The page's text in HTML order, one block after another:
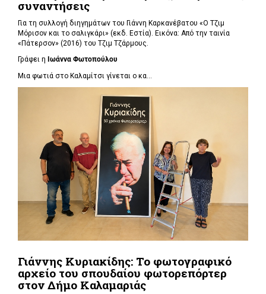
συναντήσεις
Για τη συλλογή διηγημάτων του Γιάννη Καρκανέβατου «Ο Τζιμ
Μόρισον και το σαλιγκάρι» (εκδ. Εστία). Εικόνα: Από την ταινία
«Πάτερσον» (2016) του Τζιμ Τζάρμους.
Γράφει η Ιωάννα Φωτοπούλου
Μια φωτιά στο Καλαμίτσι γίνεται ο κα...
Γιάννης Κυριακίδης: Το φωτογραφικό
αρχείο του σπουδαίου φωτορεπόρτερ
στον Δήμο Καλαμαριάς